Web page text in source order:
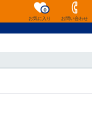
お気に入り
0
お問い合わせ